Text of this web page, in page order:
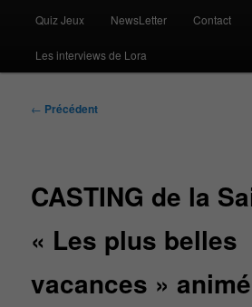
Quiz Jeux NewsLetter Contact
Les interviews de Lora
Navigation
← Précédent
CASTING de la
« Les plus belles
vacances »